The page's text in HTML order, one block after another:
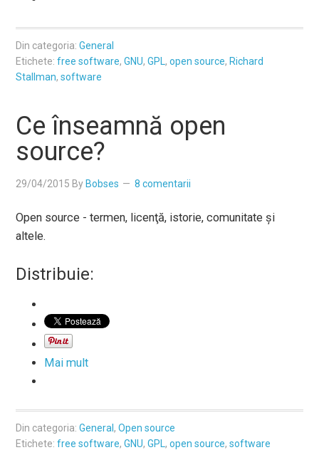
Din categoria:General
Etichete:free software,GNU,GPL,open source, Richard
Stallman,software
Ce înseamnă open
source?
29/04/2015 By Bobses 8 comentarii
Open source - termen, licenţă, istorie, comunitate şi
altele.
Distribuie:
Mai mult
Din categoria:General ,Open source
Etichete:free software,GNU,GPL,open source,software